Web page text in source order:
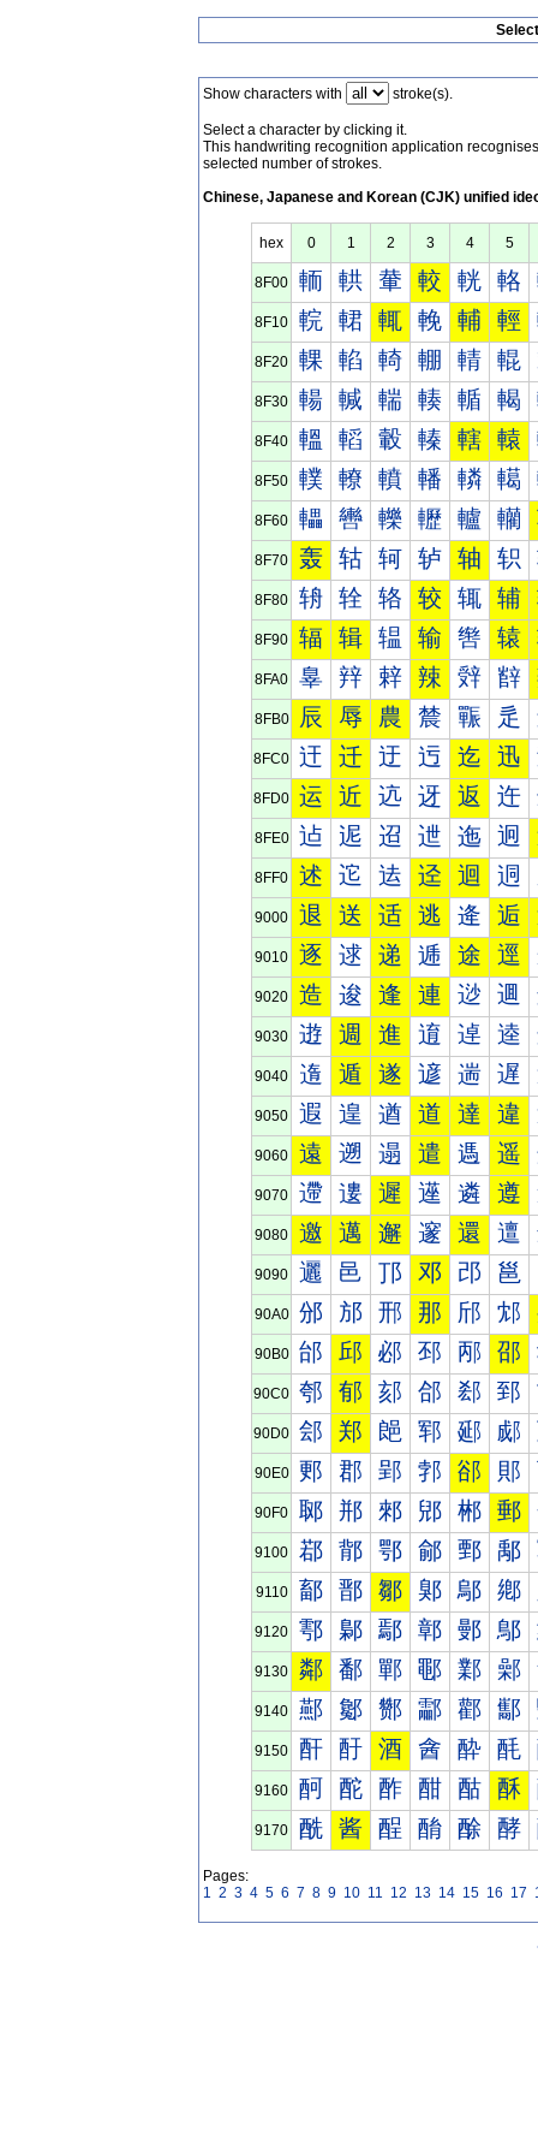
Show characters with stroke(s).
Select a character by clicking it.
This handwriting recognition application
selected number of strokes.
Chinese, Japanese and Korean (CJK) unified
hex 0 1 2 3 4 5
8F00 輀 輁 輂 較 輄 輅
8F10 輐 輑 輒 輓 輔 輕
8F20 輠 輡 輢 輣 輤 輥
8F30 輰 輱 輲 輳 輴 輵
8F40 轀 轁 轂 轃 轄 轅
8F50 轐 轑 轒 轓 轔 轕
8F60 轠 轡 轢 轣 轤 轥
8F70 轰 轱 轲 轳 轴 轵
8F80 辀 辁 辂 较 辄 辅
8F90 辐 辑 辒 输 辔 辕
8FA0 辠 辡 辢 辣 辤 辥
8FB0 辰 辱 農 辳 辴 辵
8FC0 迀 迁 迂 迃 迄 迅
8FD0 运 近 迒 迓 返 迕
8FE0 迠 迡 迢 迣 迤 迥
8FF0 述 迱 迲 迳 迴 迵
9000 退 送 适 逃 逄 逅
9010 逐 逑 递 逓 途 逕
9020 造 逡 逢 連 逤 逥
9030 逰 週 進 逳 逴 逵
9040 遀 遁 遂 遃 遄 遅
9050 遐 遑 遒 道 達 違
9060 遠 遡 遢 遣 遤 遥
9070 遰 遱 遲 遳 遴 遵
9080 邀 邁 邂 邃 還 邅
9090 邐 邑 邒 邓 邔 邕
90A0 邠 邡 邢 那 邤 邥
90B0 邰 邱 邲 邳 邴 邵
90C0 郀 郁 郂 郃 郄 郅
90D0 郐 郑 郒 郓 郔 郕
90E0 郠 郡 郢 郣 郤 郥
90F0 郰 郱 郲 郳 郴 郵
9100 鄀 鄁 鄂 鄃 鄄 鄅
9110 鄐 鄑 鄒 鄓 鄔 鄕
9120 鄠 鄡 鄢 鄣 鄤 鄥
9130 鄰 鄱 鄲 鄳 鄴 鄵
9140 酀 酁 酂 酃 酄 酅
9150 酐 酑 酒 酓 酔 酕
9160 酠 酡 酢 酣 酤 酥
9170 酰 酱 酲 酳 酴 酵
Pages:
1 2 3 4 5 6 7 8 9 10 11 12 13 14 15 16 17